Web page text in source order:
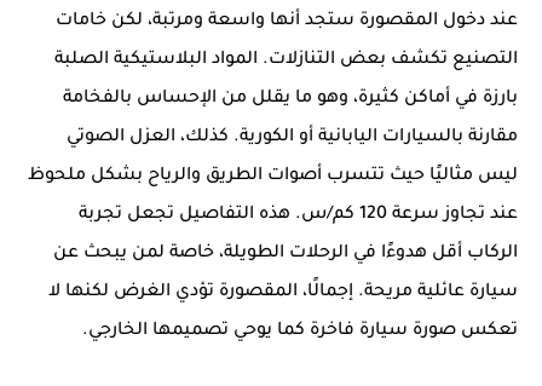
عند دخول المقصورة ستجد أنها واسعة ومرتبة، لكن خامات
التصنيع تكشف بعض التنازلات. المواد البلاستيكية الصلبة
بارزة في أماكن كثيرة، وهو ما يقلل من الإحساس بالفخامة
مقارنة بالسيارات اليابانية أو الكورية. كذلك، العزل الصوتي
ليس مثاليًا حيث تتسرب أصوات الطريق والرياح بشكل ملحوظ
عند تجاوز سرعة 120 كم/س. هذه التفاصيل تجعل تجربة
الركاب أقل هدوءًا في الرحلات الطويلة، خاصة لمن يبحث عن
سيارة عائلية مريحة. إجمالًا، المقصورة تؤدي الغرض لكنها لا
تعكس صورة سيارة فاخرة كما يوحي تصميمها الخارجي.